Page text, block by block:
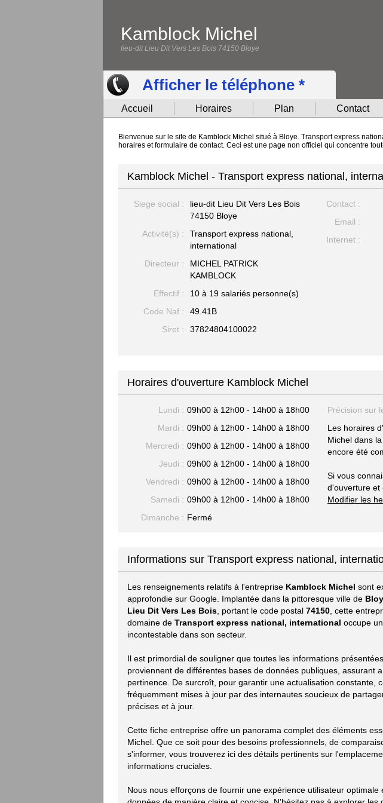
Kamblock Michel
lieu-dit Lieu Dit Vers Les Bois 74150 Bloye
Afficher le téléphone *
Accueil Horaires Plan Contact
Bienvenue sur le site de Kamblock Michel situé à Bloye. Transport express
horaires et formulaire de contact. Ceci est une page non officiel qui concentre
Kamblock Michel - Transport express national,
Siege social :
lieu-dit Lieu Dit Vers Les Bois
74150 Bloye
Activité(s) :
Transport express national,
international
Directeur :
MICHEL PATRICK
KAMBLOCK
Effectif :
10 à 19 salariés personne(s)
Code Naf :
49.41B
Siret :
37824804100022
Contact :
Email :
Internet :
Horaires d'ouverture Kamblock Michel
Lundi : 09h00 à 12h00 - 14h00 à 18h00
Mardi : 09h00 à 12h00 - 14h00 à 18h00
Mercredi : 09h00 à 12h00 - 14h00 à 18h00
Jeudi : 09h00 à 12h00 - 14h00 à 18h00
Vendredi : 09h00 à 12h00 - 14h00 à 18h00
Samedi : 09h00 à 12h00 - 14h00 à 18h00
Dimanche : Fermé
Précision sur
Les horaires
Michel dans
encore été
Si vous
d'ouverture et
Modifier les
Informations sur Transport express national,
Les renseignements relatifs à l'entreprise Kamblock Michel sont
approfondie sur Google. Implantée dans la pittoresque ville de
Lieu Dit Vers Les Bois , portant le code postal 74150 , cette
domaine de Transport express national, international occupe
incontestable dans son secteur.
Il est primordial de souligner que toutes les informations
proviennent de différentes bases de données publiques, assurant
pertinence. De surcroît, pour garantir une actualisation constante,
fréquemment mises à jour par des internautes soucieux de
précises et à jour.
Cette fiche entreprise offre un panorama complet des éléments
Michel. Que ce soit pour des besoins professionnels, de
s'informer, vous trouverez ici des détails pertinents sur
informations cruciales.
Nous nous efforçons de fournir une expérience utilisateur optimale